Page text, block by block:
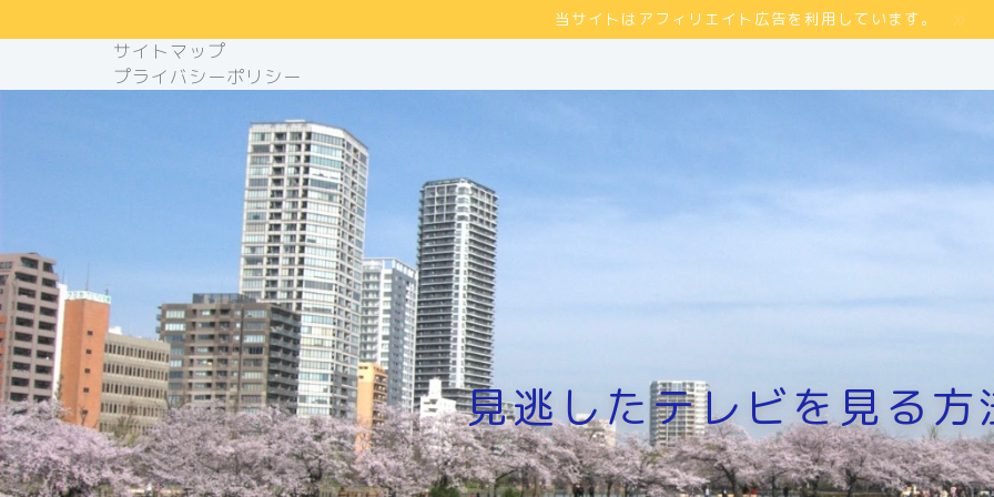
当サイトはアフィリエイト広告を利用しています。
サイトマップ
プライバシーポリシー
見逃したテレビを見る方